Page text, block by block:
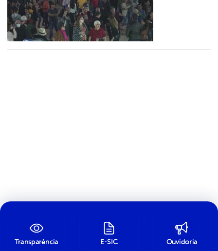
Transparência E-SIC Ouvidoria